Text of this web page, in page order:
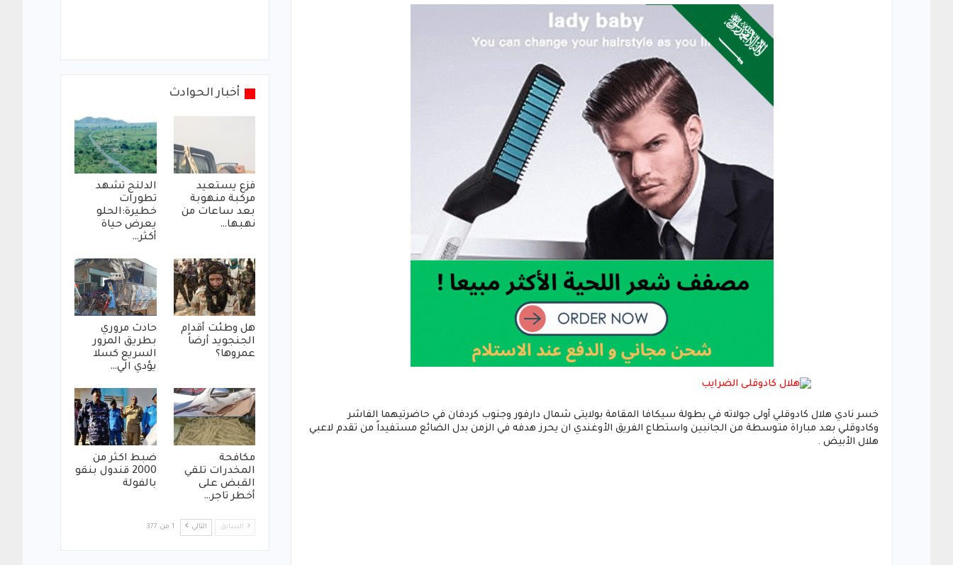
خسر نادي هلال كادوقلي أولى جولاته في بطولة سيكافا المقامة بولايتى شمال دارفور وجنوب كردفان في حاضرتيهما الفاشر
وكادوقلي بعد مباراة متوسطة من الجانبين واستطاع الفريق الأوغندي ان يحرز هدفه في الزمن بدل الضائع مستفيداً من تقدم لاعبي
هلال الأبيض .
أخبار الحوادث
فزع يستعيد
مركبة منهوبة
بعد ساعات من
نهبها…
الدلنج تشهد
تطورات
خطيرة:الحلو
يعرض حياة
أكثر…
هل وطئت أقدام
الجنجويد أرضاً
عمروها؟
حادث مروري
بطريق المرور
السريع كسلا
يؤدي الي…
مكافحة
المخدرات تلقي
القبض على
أخطر تاجر…
ضبط اكثر من
2000 قندول بنقو
بالفولة
السابق التالي 1 من 377